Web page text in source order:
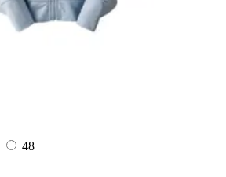
48